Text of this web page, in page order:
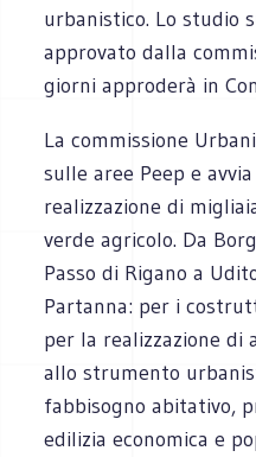
urbanistico. Lo studio
approvato dalla
giorni approderà in
La commissione
sulle aree Peep e
realizzazione di
verde agricolo. Da
Passo di Rigano a
Partanna: per i
per la realizzazione
allo strumento
fabbisogno abitativo,
edilizia economica e